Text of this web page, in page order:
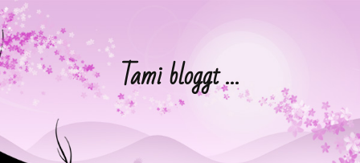
Tami bloggt …